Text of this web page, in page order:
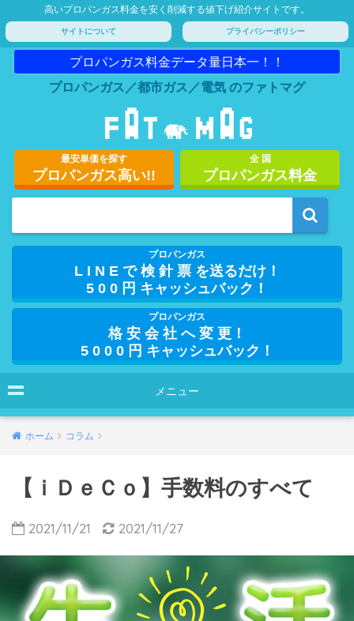
高いプロパンガス料金を安く削減する値下げ紹介サイトです。
サイトについて プライバシーポリシー
プロパンガス料金データ量日本一！！
プロパンガス／都市ガス／電気 のファトマグ
最安単価を探す
プロパンガス高い!!
全 国
プロパンガス料金
プロパンガス
L I N E で 検 針 票 を送るだけ！
5 0 0 円 キャッシュバック！
プロパンガス
格 安 会 社 へ 変 更！
5 0 0 0 円 キャッシュバック！
メニュー
ホーム コラム
【ｉＤｅＣｏ】手数料のすべて
2021/11/21 2021/11/27